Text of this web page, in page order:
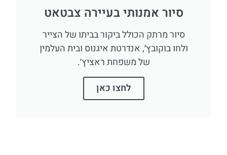
סיור אמנותי בעיירה צבטאט
סיור מרתק הכולל ביקור בביתו של הצייר
ולחו בוקובץ׳, אנדרטת איגנוס ובית העלמין
של משפחת ראציץ׳.
לחצו כאן